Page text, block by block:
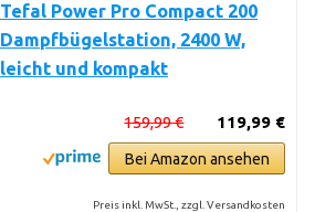
Tefal Power Pro Compact 200
Dampfbügelstation, 2400 W,
leicht und kompakt
119,99 €
159,99 €
Bei Amazon ansehen
Preis inkl. MwSt., zzgl. Versandkosten